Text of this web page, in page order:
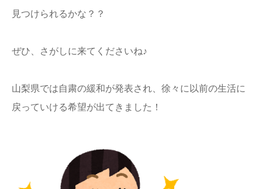
見つけられるかな？？
ぜひ、さがしに来てくださいね♪
山梨県では自粛の緩和が発表され、徐々に以前の生活に
戻っていける希望が出てきました！